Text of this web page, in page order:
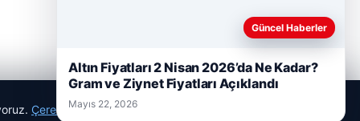
Çerez Politikamız
Güncel Haberler
Altın Fiyatları 2 Nisan 2026’da Ne Kadar?
Gram ve Ziynet Fiyatları Açıklandı
Mayıs 22, 2026